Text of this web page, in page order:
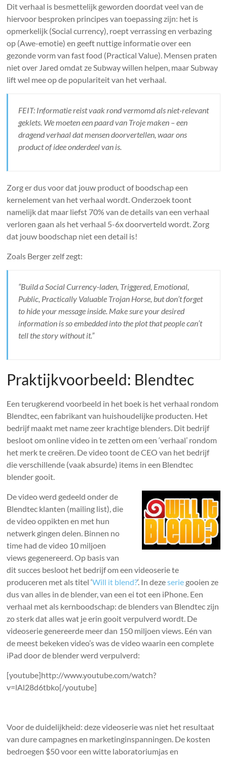
Dit verhaal is besmettelijk geworden doordat veel van de
hiervoor besproken principes van toepassing zijn: het is
opmerkelijk (Social currency), roept verrassing en verbazing
op (Awe-emotie) en geeft nuttige informatie over een
gezonde vorm van fast food (Practical Value). Mensen praten
niet over Jared omdat ze Subway willen helpen, maar Subway
lift wel mee op de populariteit van het verhaal.
FEIT: Informatie reist vaak rond vermomd als niet-relevant
geklets. We moeten een paard van Troje maken – een
dragend verhaal dat mensen doorvertellen, waar ons
product of idee onderdeel van is.
Zorg er dus voor dat jouw product of boodschap een
kernelement van het verhaal wordt. Onderzoek toont
namelijk dat maar liefst 70% van de details van een verhaal
verloren gaan als het verhaal 5-6x doorverteld wordt. Zorg
dat jouw boodschap niet een detail is!
Zoals Berger zelf zegt:
“Build a Social Currency-laden, Triggered, Emotional,
Public, Practically Valuable Trojan Horse, but don’t forget
to hide your message inside. Make sure your desired
information is so embedded into the plot that people can’t
tell the story without it.”
Praktijkvoorbeeld: Blendtec
Een terugkerend voorbeeld in het boek is het verhaal rondom
Blendtec, een fabrikant van huishoudelijke producten. Het
bedrijf maakt met name zeer krachtige blenders. Dit bedrijf
besloot om online video in te zetten om een ‘verhaal’ rondom
het merk te creëren. De video toont de CEO van het bedrijf
die verschillende (vaak absurde) items in een Blendtec
blender gooit.
De video werd gedeeld onder de
Blendtec klanten (mailing list), die
de video oppikten en met hun
netwerk gingen delen. Binnen no
time had de video 10 miljoen
views gegenereerd. Op basis van
dit succes besloot het bedrijf om een videoserie te
produceren met als titel ‘Will it blend?‘. In dezeserie gooien ze
dus van alles in de blender, van een ei tot een iPhone. Een
verhaal met als kernboodschap: de blenders van Blendtec zijn
zo sterk dat alles wat je erin gooit verpulverd wordt. De
videoserie genereerde meer dan 150 miljoen views. Eén van
de meest bekeken video’s was de video waarin een complete
iPad door de blender werd verpulverd:
[youtube]http://www.youtube.com/watch?
v=lAl28d6tbko[/youtube]
Voor de duidelijkheid: deze videoserie was niet het resultaat
van dure campagnes en marketinginspanningen. De kosten
bedroegen $50 voor een witte laboratoriumjas en